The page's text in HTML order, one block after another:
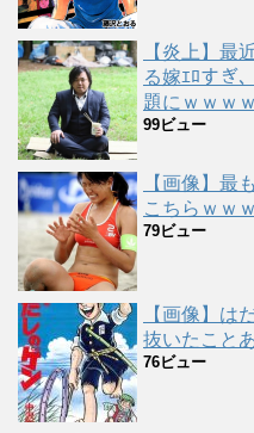
【炎上】最
る嫁ｴﾛすぎ
題にｗｗｗ
99ビュー
【画像】最
こちらｗｗ
79ビュー
【画像】は
抜いたこと
76ビュー